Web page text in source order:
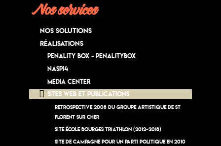
Nos services
Nos Solutions
Réalisations
Penality Box - PenalityBox
NASPI4
Media Center
Sites Web et publications
Retrospective 2008 du Groupe Artistique de St
Florent sur Cher
Site école Bourges triathlon (2012-2018)
site de campagne pour un parti politique en 2010